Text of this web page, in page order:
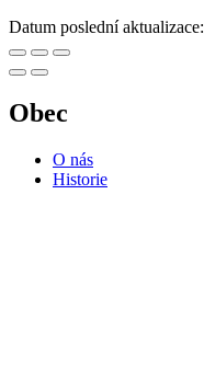
Datum poslední aktualizace:
Obec
O nás
Historie